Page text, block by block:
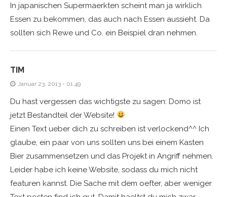
In japanischen Supermaerkten scheint man ja wirklich
Essen zu bekommen, das auch nach Essen aussieht. Da
sollten sich Rewe und Co. ein Beispiel dran nehmen.
TIM
Januar 23, 2013 - 01:49
Du hast vergessen das wichtigste zu sagen: Domo ist
jetzt Bestandteil der Website!
Einen Text ueber dich zu schreiben ist verlockend^^ Ich
glaube, ein paar von uns sollten uns bei einem Kasten
Bier zusammensetzen und das Projekt in Angriff nehmen.
Leider habe ich keine Website, sodass du mich nicht
featuren kannst. Die Sache mit dem oefter, aber weniger